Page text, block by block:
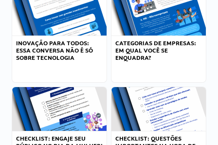
INOVAÇÃO PARA TODOS:
ESSA CONVERSA NÃO É SÓ
SOBRE TECNOLOGIA
CATEGORIAS DE EMPRESAS:
EM QUAL VOCÊ SE
ENQUADRA?
CHECKLIST: ENGAJE SEU
CHECKLIST: QUESTÕES